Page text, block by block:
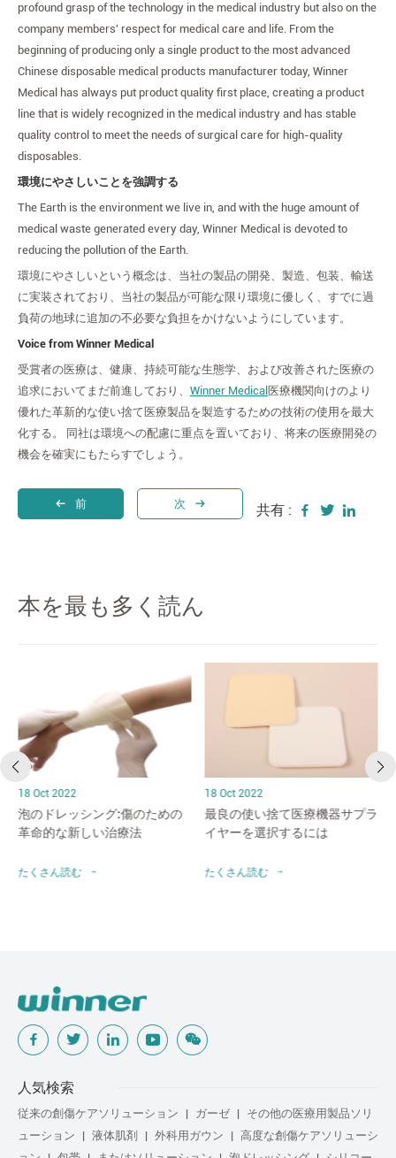
profound grasp of the technology in the medical industry but also on the
company members' respect for medical care and life. From the
beginning of producing only a single product to the most advanced
Chinese disposable medical products manufacturer today, Winner
Medical has always put product quality first place, creating a product
line that is widely recognized in the medical industry and has stable
quality control to meet the needs of surgical care for high-quality
disposables.
環境にやさしいことを強調する
The Earth is the environment we live in, and with the huge amount of
medical waste generated every day, Winner Medical is devoted to
reducing the pollution of the Earth.
環境にやさしいという概念は、当社の製品の開発、製造、包装、輸送
に実装されており、当社の製品が可能な限り環境に優しく、すでに過
負荷の地球に追加の不必要な負担をかけないようにしています。
Voice from Winner Medical
受賞者の医療は、健康、持続可能な生態学、および改善された医療の
追求においてまだ前進しており、 Winner Medical 医療機関向けのより
優れた革新的な使い捨て医療製品を製造するための技術の使用を最大
化する。 同社は環境への配慮に重点を置いており、将来の医療開発の
機会を確実にもたらすでしょう。
前 次 共有 :
本を最も多く読ん
18 Oct 2022
泡のドレッシング:傷のための
革命的な新しい治療法
たくさん読む
18 Oct 2022
最良の使い捨て医療機器サプラ
イヤーを選択するには
たくさん読む
人気検索
従来の創傷ケアソリューション ガーゼ
その他の医療用製品ソリ
ューション
液体肌剤 外科用ガウン
高度な創傷ケアソリューシ